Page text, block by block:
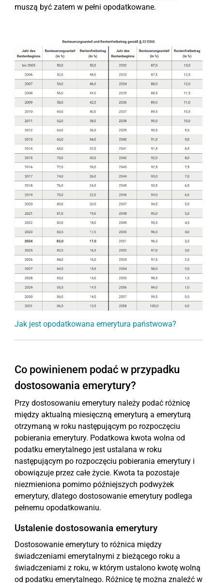
muszą być zatem w pełni opodatkowane.
Jak jest opodatkowana emerytura państwowa?
Co powinienem podać w przypadku
dostosowania emerytury?
Przy dostosowaniu emerytury należy podać różnicę
między aktualną miesięczną emeryturą a emeryturą
otrzymaną w roku następującym po rozpoczęciu
pobierania emerytury. Podatkowa kwota wolna od
podatku emerytalnego jest ustalana w roku
następującym po rozpoczęciu pobierania emerytury i
obowiązuje przez całe życie. Kwota ta pozostaje
niezmieniona pomimo późniejszych podwyżek
emerytury, dlatego dostosowanie emerytury podlega
pełnemu opodatkowaniu.
Ustalenie dostosowania emerytury
Dostosowanie emerytury to różnica między
świadczeniami emerytalnymi z bieżącego roku a
świadczeniami z roku, w którym ustalono kwotę wolną
od podatku emerytalnego. Różnicę tę można znaleźć w